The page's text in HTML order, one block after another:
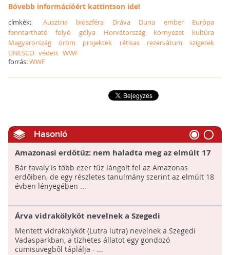
Bővebb információért kattintson ide!
címkék: Ausztria bioszféra Dráva Duna ember
Európa
fenntartható
folyó gólya Horvátország környezet
kultúra
Magyarország
öröm projektek rétisas rezervátum
szigetek
UNESCO védett WWF
forrás:WWF
Hasonló
Amazonasi erdőtűz: nem haladta meg az elmúlt 17
év átlagát az erdők pusztulásának mértéke
Bár tavaly is több ezer tűz lángolt fel az Amazonas
erdőiben, de egy részletes tanulmány szerint az elmúlt 18
évben lényegében ...
Árva vidrakölyköt nevelnek a Szegedi
Vadasparkban
Mentett vidrakölyköt (Lutra lutra) nevelnek a Szegedi
Vadasparkban, a tízhetes állatot egy gondozó
cumisüvegből táplálja - ...